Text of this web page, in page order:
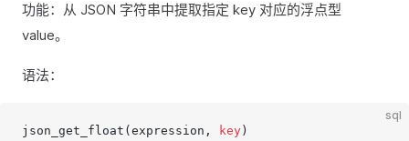
功能：从 JSON 字符串中提取指定 key 对应的浮点型
value。
语法：
sql
json_get_float(expression,
key )